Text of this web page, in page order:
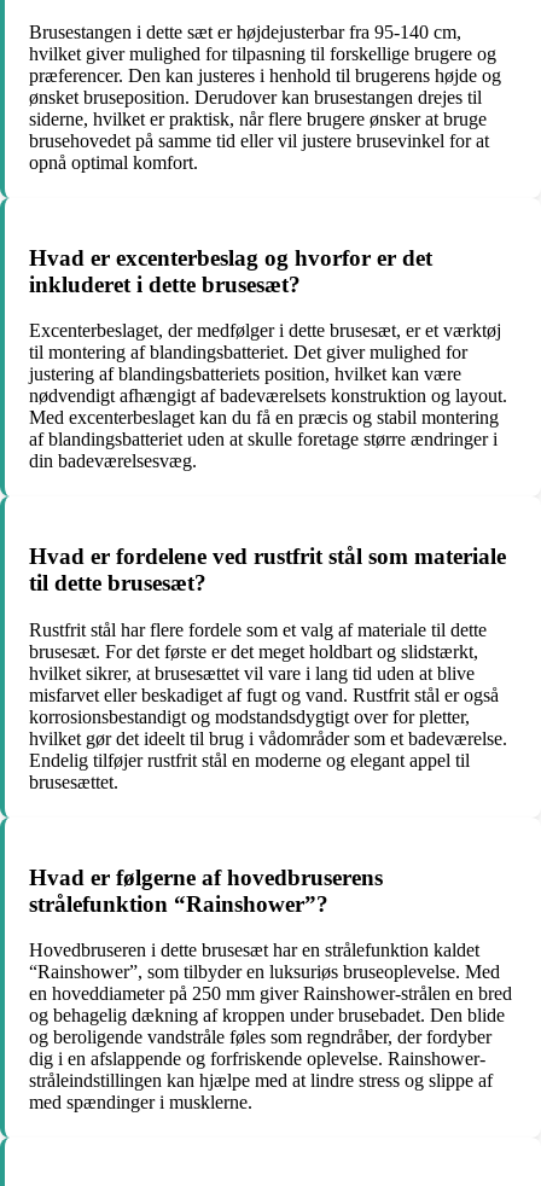
Brusestangen i dette sæt er højdejusterbar fra 95-140 cm,
hvilket giver mulighed for tilpasning til forskellige brugere og
præferencer. Den kan justeres i henhold til brugerens højde og
ønsket bruseposition. Derudover kan brusestangen drejes til
siderne, hvilket er praktisk, når flere brugere ønsker at bruge
brusehovedet på samme tid eller vil justere brusevinkel for at
opnå optimal komfort.
Hvad er excenterbeslag og hvorfor er det
inkluderet i dette brusesæt?
Excenterbeslaget, der medfølger i dette brusesæt, er et værktøj
til montering af blandingsbatteriet. Det giver mulighed for
justering af blandingsbatteriets position, hvilket kan være
nødvendigt afhængigt af badeværelsets konstruktion og layout.
Med excenterbeslaget kan du få en præcis og stabil montering
af blandingsbatteriet uden at skulle foretage større ændringer i
din badeværelsesvæg.
Hvad er fordelene ved rustfrit stål som materiale
til dette brusesæt?
Rustfrit stål har flere fordele som et valg af materiale til dette
brusesæt. For det første er det meget holdbart og slidstærkt,
hvilket sikrer, at brusesættet vil vare i lang tid uden at blive
misfarvet eller beskadiget af fugt og vand. Rustfrit stål er også
korrosionsbestandigt og modstandsdygtigt over for pletter,
hvilket gør det ideelt til brug i vådområder som et badeværelse.
Endelig tilføjer rustfrit stål en moderne og elegant appel til
brusesættet.
Hvad er følgerne af hovedbruserens
strålefunktion “Rainshower”?
Hovedbruseren i dette brusesæt har en strålefunktion kaldet
“Rainshower”, som tilbyder en luksuriøs bruseoplevelse. Med
en hoveddiameter på 250 mm giver Rainshower-strålen en bred
og behagelig dækning af kroppen under brusebadet. Den blide
og beroligende vandstråle føles som regndråber, der fordyber
dig i en afslappende og forfriskende oplevelse. Rainshower-
stråleindstillingen kan hjælpe med at lindre stress og slippe af
med spændinger i musklerne.